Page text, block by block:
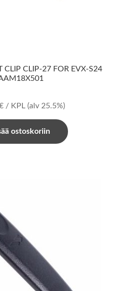
CLIP CLIP-27 FOR EVX-S24
/ KPL (alv 25.5%)
ostoskoriin